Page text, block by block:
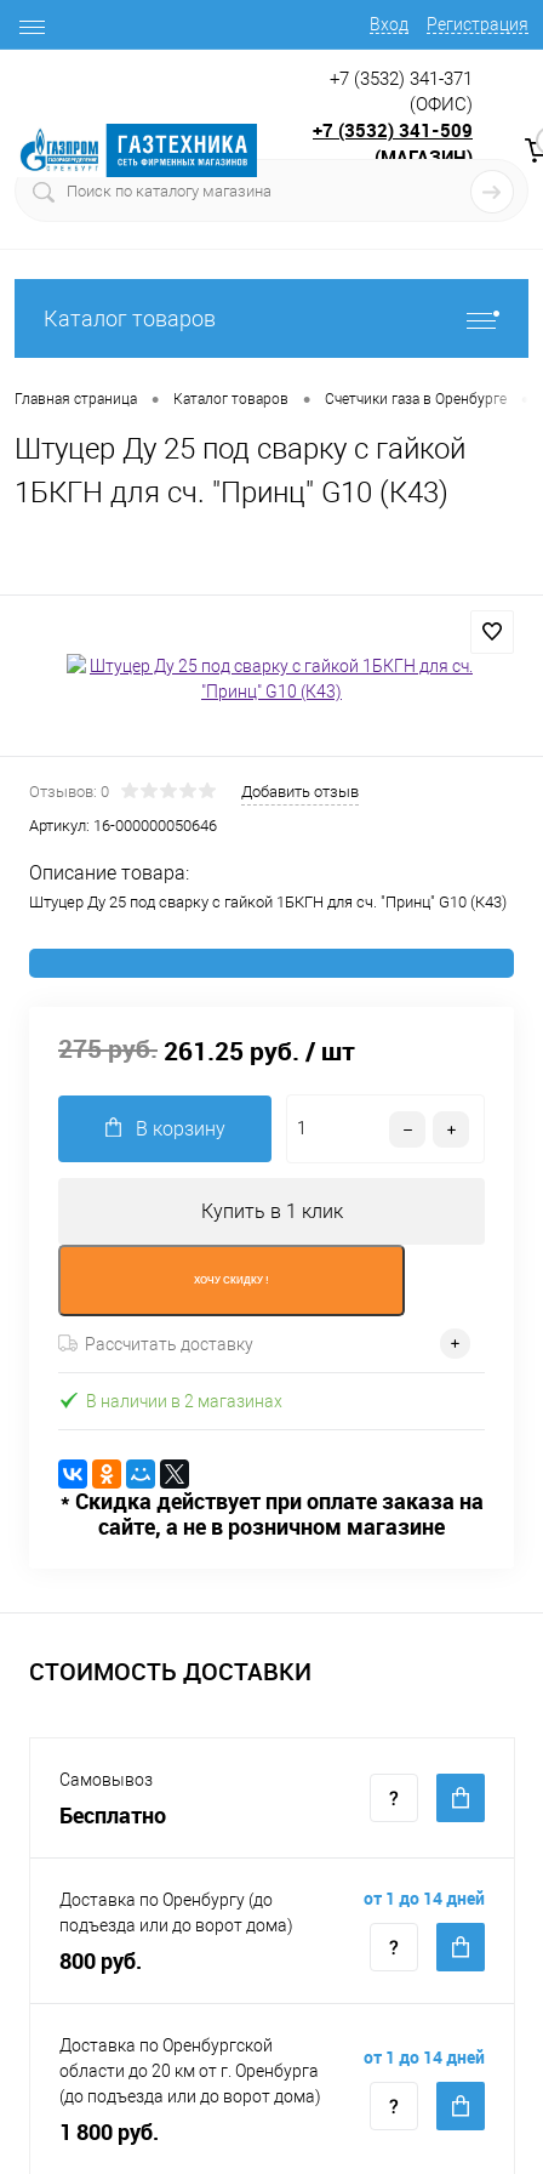
Вход Регистрация
+7 (3532) 341-371
(ОФИС)
+7 (3532) 341-509
(МАГАЗИН)
Каталог товаров
Главная страница • Каталог товаров • Счетчики газа в Оренбурге
Штуцер Ду 25 под сварку с гайкой
1БКГН для сч. "Принц" G10 (К43)
Отзывов: 0
Добавить отзыв
Артикул: 16-000000050646
Описание товара:
Штуцер Ду 25 под сварку с гайкой 1БКГН для сч. "Принц" G10 (К43)
275 руб. 261.25 руб. / шт
В корзину
Купить в 1 клик
ХОЧУ СКИДКУ !
Рассчитать доставку
В наличии в 2 магазинах
* Скидка действует при оплате заказа на
сайте, а не в розничном магазине
СТОИМОСТЬ ДОСТАВКИ
Самовывоз
Бесплатно
Доставка по Оренбургу (до
подъезда или до ворот дома)
800 руб.
от 1 до 14 дней
Доставка по Оренбургской
области до 20 км от г. Оренбурга
(до подъезда или до ворот дома)
1 800 руб.
от 1 до 14 дней